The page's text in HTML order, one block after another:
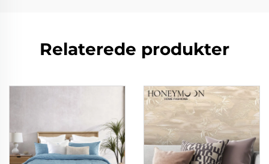
Relaterede produkter